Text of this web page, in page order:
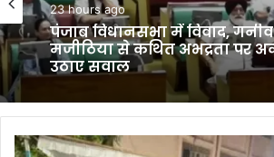
23 hours ago
पंजाब विधानसभा में विवाद,
मजीठिया से कथित अभद्रता पर
उठाए सवाल
भोपाल